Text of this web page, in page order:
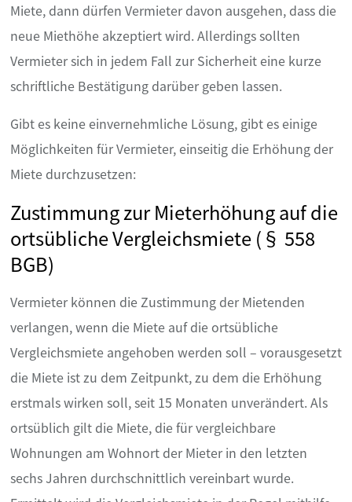
Miete, dann dürfen Vermieter davon ausgehen, dass die
neue Miethöhe akzeptiert wird. Allerdings sollten
Vermieter sich in jedem Fall zur Sicherheit eine kurze
schriftliche Bestätigung darüber geben lassen.
Gibt es keine einvernehmliche Lösung, gibt es einige
Möglichkeiten für Vermieter, einseitig die Erhöhung der
Miete durchzusetzen:
Zustimmung zur Mieterhöhung auf die
ortsübliche Vergleichsmiete (§ 558
BGB)
Vermieter können die Zustimmung der Mietenden
verlangen, wenn die Miete auf die ortsübliche
Vergleichsmiete angehoben werden soll – vorausgesetzt
die Miete ist zu dem Zeitpunkt, zu dem die Erhöhung
erstmals wirken soll, seit 15 Monaten unverändert. Als
ortsüblich gilt die Miete, die für vergleichbare
Wohnungen am Wohnort der Mieter in den letzten
sechs Jahren durchschnittlich vereinbart wurde.